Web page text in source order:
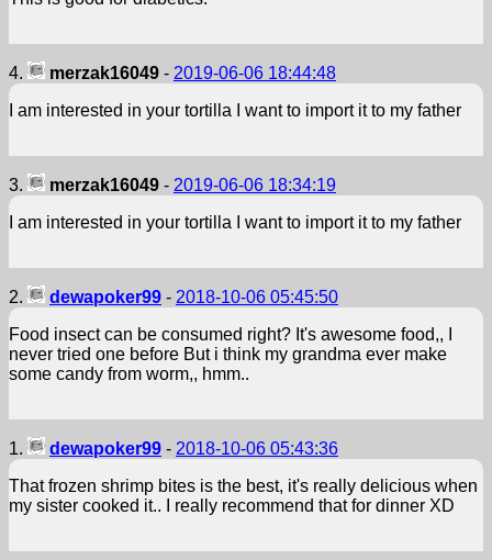
4. merzak16049 - 2019-06-06 18:44:48
I am interested in your tortilla I want to import it to my father
3. merzak16049 - 2019-06-06 18:34:19
I am interested in your tortilla I want to import it to my father
2. dewapoker99 - 2018-10-06 05:45:50
Food insect can be consumed right? It's awesome food,, I
never tried one before But i think my grandma ever make
some candy from worm,, hmm..
1. dewapoker99 - 2018-10-06 05:43:36
That frozen shrimp bites is the best, it's really delicious when
my sister cooked it.. I really recommend that for dinner XD